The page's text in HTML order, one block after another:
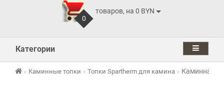
0
товаров, на 0 BYN
Категории
Каминные топки Топки Spartherm для камина Каминная